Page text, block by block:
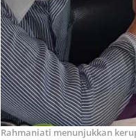
Rahmaniati menunjukkan